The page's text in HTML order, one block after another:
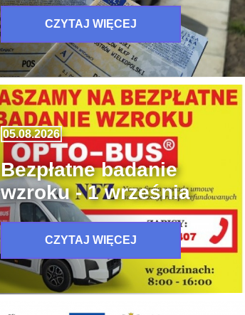
CZYTAJ WIĘCEJ
05.08.2026
Bezpłatne badanie
wzroku - 1 września
CZYTAJ WIĘCEJ